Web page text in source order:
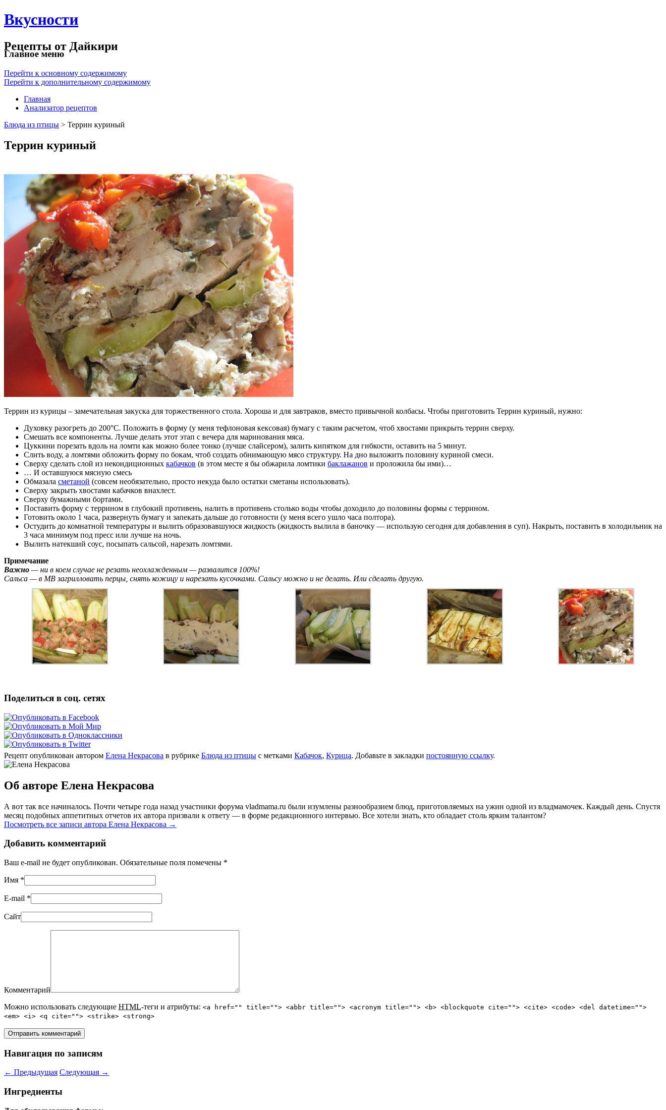
Вкусности
Рецепты от Дайкири
Главное меню
Перейти к основному содержимому
Перейти к дополнительному содержимому
Главная
Анализатор рецептов
Блюда из птицы > Террин куриный
Террин куриный
Террин из курицы – замечательная закуска для торжественного стола. Хороша и для завтраков, вместо привычной колбасы. Чтобы приготовить Террин куриный, нужно:
Духовку разогреть до 200°С. Положить в форму (у меня тефлоновая кексовая) бумагу с таким расчетом, чтоб хвостами прикрыть террин сверху.
Смешать все компоненты. Лучше делать этот этап с вечера для маринования мяса.
Цуккини порезать вдоль на ломти как можно более тонко (лучше слайсером), залить кипятком для гибкости, оставить на 5 минут.
Слить воду, а ломтями обложить форму по бокам, чтоб создать обнимающую мясо структуру. На дно выложить половину куриной смеси.
Сверху сделать слой из некондиционных кабачков (в этом месте я бы обжарила ломтики баклажанов и проложила бы ими)…
… И оставшуюся мясную смесь
Обмазала сметаной (совсем необязательно, просто некуда было остатки сметаны использовать).
Сверху закрыть хвостами кабачков внахлест.
Сверху бумажными бортами.
Поставить форму с террином в глубокий противень, налить в противень столько воды чтобы доходило до половины формы с террином.
Готовить около 1 часа, развернуть бумагу и запекать дальше до готовности (у меня всего ушло часа полтора).
Остудить до комнатной температуры и вылить образовавшуюся жидкость (жидкость вылила в баночку — использую сегодня для добавления в суп). Накрыть, поставить в холодильник на
3 часа минимум под пресс или лучше на ночь.
Вылить натекший соус, посыпать сальсой, нарезать ломтями.
Примечание
Важно — ни в коем случае не резать неохлажденным — развалится 100%!
Сальса — в МВ загрилловать перцы, снять кожицу и нарезать кусочками. Сальсу можно и не делать. Или сделать другую.
Поделиться в соц. сетях
Рецепт опубликован автором Елена Некрасова в рубрике Блюда из птицы с метками Кабачок, Курица. Добавьте в закладки постоянную ссылку.
Об авторе Елена Некрасова
А вот так все начиналось. Почти четыре года назад участники форума vladmama.ru были изумлены разнообразием блюд, приготовляемых на ужин одной из владмамочек. Каждый день. Спустя
месяц подобных аппетитных отчетов их автора призвали к ответу — в форме редакционного интервью. Все хотели знать, кто обладает столь ярким талантом?
Посмотреть все записи автора Елена Некрасова →
Добавить комментарий
Ваш e-mail не будет опубликован. Обязательные поля помечены *
Имя *
E-mail *
Сайт
Комментарий
Можно использовать следующие HTML-теги и атрибуты: <a href="" title=""> <abbr title=""> <acronym title=""> <b> <blockquote cite=""> <cite> <code> <del datetime="">
<em> <i> <q cite=""> <strike> <strong>
Навигация по записям
← Предыдущая Следующая →
Ингредиенты